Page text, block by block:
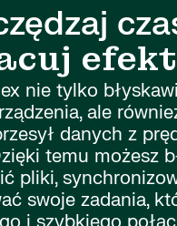
nie tylko
ale
danych z
temu możesz
pliki,
swoje zadania,